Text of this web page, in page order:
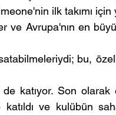
ilk takımı için
ve Avrupa'nın en
bu,
katıyor. Son olarak
ve kulübün